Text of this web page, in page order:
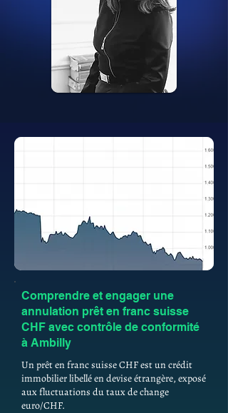
Comprendre et engager une
annulation prêt en franc suisse
CHF avec contrôle de conformité
à Ambilly
Un prêt en franc suisse CHF est un crédit
immobilier libellé en devise étrangère, exposé
aux fluctuations du taux de change
euro/CHF.